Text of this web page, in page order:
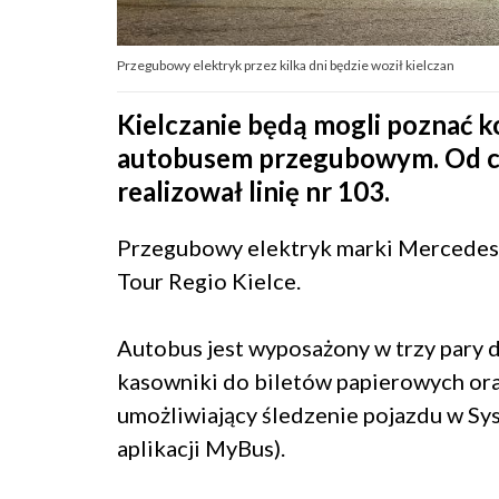
Przegubowy elektryk przez kilka dni będzie woził kielczan
Kielczanie będą mogli poznać
autobusem przegubowym. Od
realizował linię nr 103.
Przegubowy elektryk marki
Tour Regio Kielce.
Autobus jest wyposażony w trzy
kasowniki do biletów papierowych
umożliwiający śledzenie pojazdu w
aplikacji MyBus).